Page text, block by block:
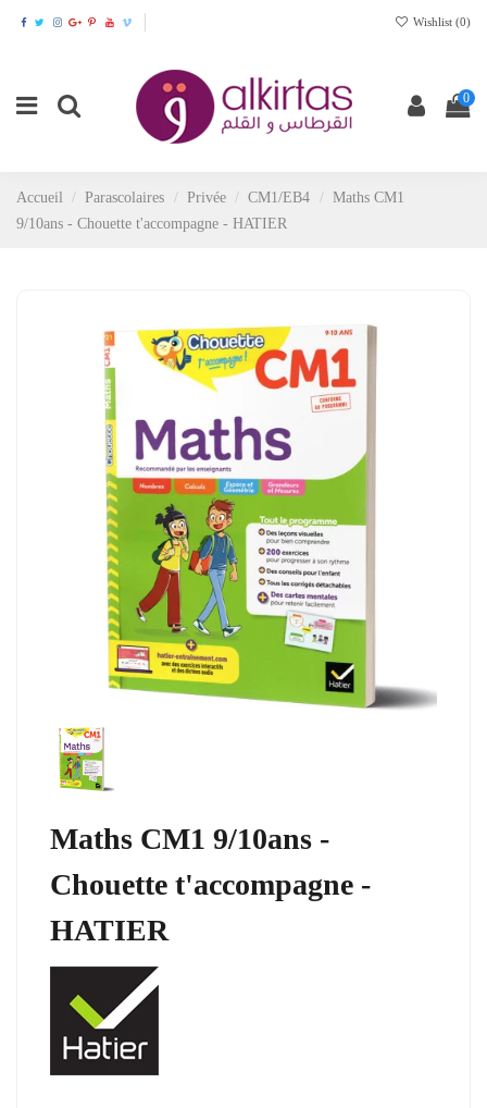
Wishlist (0)
0
Accueil Parascolaires Privée CM1/EB4
Maths CM1
9/10ans - Chouette t'accompagne - HATIER
Maths CM1 9/10ans -
Chouette t'accompagne -
HATIER